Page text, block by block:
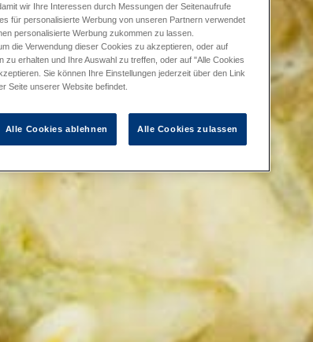
wir Ihre Interessen durch Messungen der Seitenaufrufe
für personalisierte Werbung von unseren Partnern verwendet
personalisierte Werbung zukommen zu lassen.
die Verwendung dieser Cookies zu akzeptieren, oder auf
erhalten und Ihre Auswahl zu treffen, oder auf "Alle Cookies
Sie können Ihre Einstellungen jederzeit über den Link
Seite unserer Website befindet.
Alle Cookies ablehnen Alle Cookies zulassen